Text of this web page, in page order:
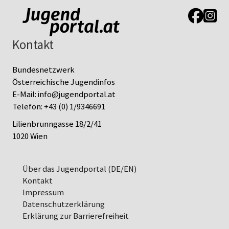
Link zur
Link
Kontakt
Bundesnetzwerk
Österreichische Jugendinfos
E-Mail:info@jugendportal.at
Telefon:+43 (0) 1/9346691
Lilienbrunngasse 18/2/41
1020 Wien
Über das Jugendportal (DE/EN)
Kontakt
Impressum
Datenschutz­erklärung
Erklärung zur Barrierefreiheit